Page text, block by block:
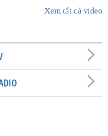
Xem tất cả video